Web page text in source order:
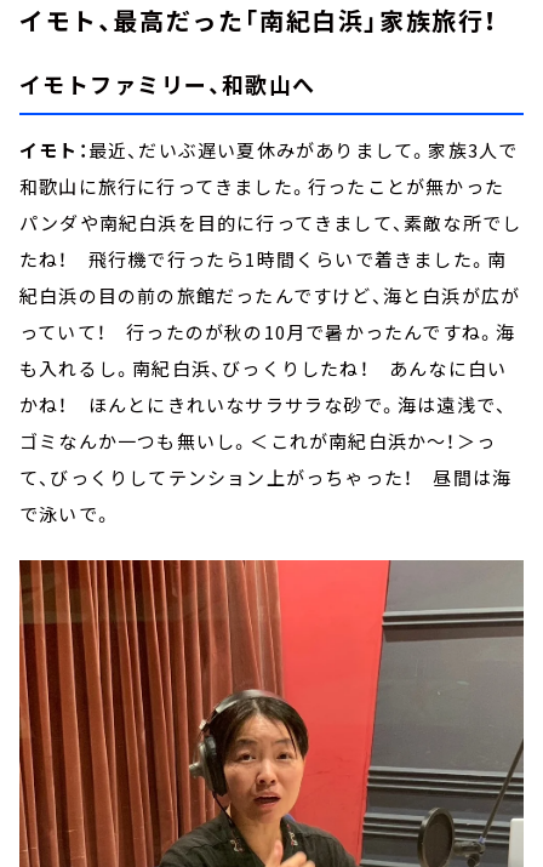
イモト、最高だった「南紀白浜」家族旅行！
イモトファミリー、和歌山へ
イモト：最近、だいぶ遅い夏休みがありまして。家族3人で
和歌山に旅行に行ってきました。行ったことが無かった
パンダや南紀白浜を目的に行ってきまして、素敵な所でし
たね！ 飛行機で行ったら1時間くらいで着きました。南
紀白浜の目の前の旅館だったんですけど、海と白浜が広が
っていて！ 行ったのが秋の10月で暑かったんですね。海
も入れるし。南紀白浜、びっくりしたね！ あんなに白い
かね！ ほんとにきれいなサラサラな砂で。海は遠浅で、
ゴミなんか一つも無いし。＜これが南紀白浜か～！＞っ
て、びっくりしてテンション上がっちゃった！ 昼間は海
で泳いで。